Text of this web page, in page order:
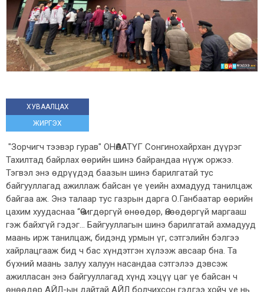
ХУВААЛЦАХ
ЖИРГЭХ
"Зорчигч тээвэр гурав" ОНӨААТҮГ Сонгинохайрхан дүүрэг
Тахилтад байрлах өөрийн шинэ байрандаа нүүж оржээ.
Тэгвэл энэ өдрүүдэд баазын шинэ барилгатай тус
байгууллагад ажиллаж байсан үе үеийн ахмадууд танилцаж
байгаа аж. Энэ талаар тус газрын дарга О.Ганбаатар өөрийн
цахим хуудаснаа “Өчигдөргүй өнөөдөр, Өнөөдөргүй маргааш
гэж байхгүй гэдэг… Байгууллагын шинэ барилгатай ахмадууд
маань ирж танилцаж, бидэнд урмын үг, сэтгэлийн бэлгээ
хайрлацгааж бид ч бас хүндэтгэн хүлээж авсаар бна. Та
бүхний маань залуу халуун насандаа сэтгэлээ дэвсэж
ажилласан энэ байгууллагад хүнд хэцүү цаг үе байсан ч
өнөөдөр АЙЛ-ын дайтай АЙЛ болчихсон гэдгээ хойч үе нь